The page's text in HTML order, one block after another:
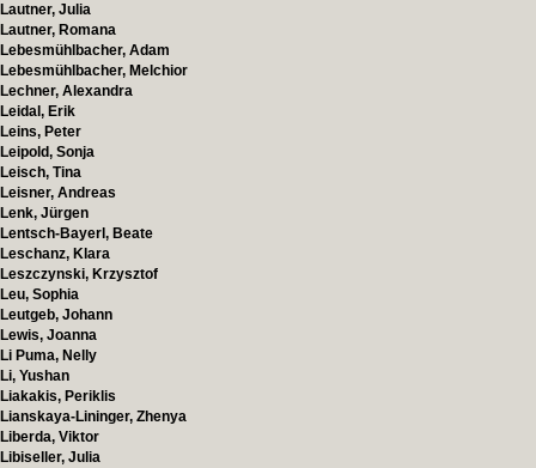
Lautner, Julia
Lautner, Romana
Lebesmühlbacher, Adam
Lebesmühlbacher, Melchior
Lechner, Alexandra
Leidal, Erik
Leins, Peter
Leipold, Sonja
Leisch, Tina
Leisner, Andreas
Lenk, Jürgen
Lentsch-Bayerl, Beate
Leschanz, Klara
Leszczynski, Krzysztof
Leu, Sophia
Leutgeb, Johann
Lewis, Joanna
Li Puma, Nelly
Li, Yushan
Liakakis, Periklis
Lianskaya-Lininger, Zhenya
Liberda, Viktor
Libiseller, Julia